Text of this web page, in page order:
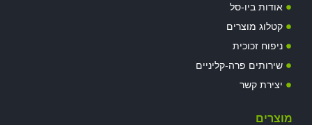
אודות ביו-סל
קטלוג מוצרים
ניפוח זכוכית
שירותים פרה-קליניים
יצירת קשר
מוצרים